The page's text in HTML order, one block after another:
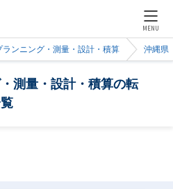
MENU
ランニング・測量・設計・積算 沖縄県
測量・設計・積算の転